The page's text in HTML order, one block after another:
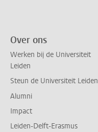
Over ons
Werken bij de Universiteit
Leiden
Steun de Universiteit Leiden
Alumni
Impact
Leiden-Delft-Erasmus